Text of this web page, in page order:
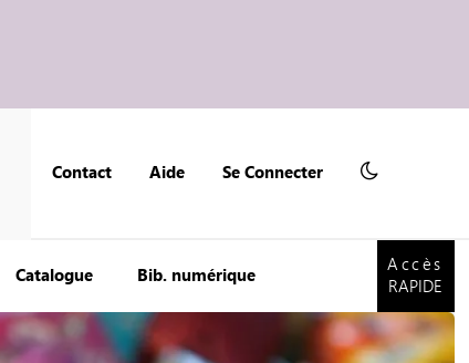
Contact Aide
Se Connecter
Catalogue Bib. numérique
Accès
RAPIDE